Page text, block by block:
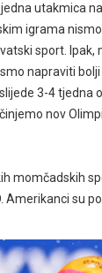
utakmica
igrama
sport.
napraviti
3-4 tjedna
nov
momčadskih
Amerikanci su